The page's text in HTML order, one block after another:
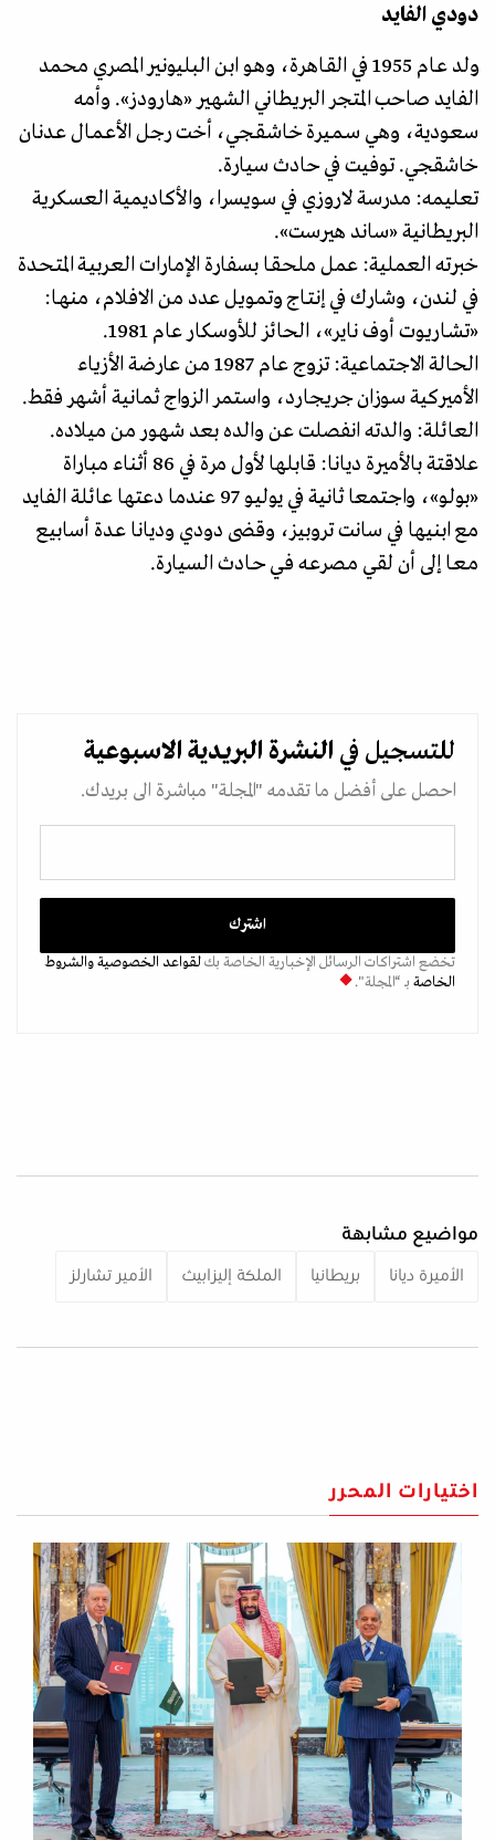
دودي الفايد
ولد عـام 1955 في القـاهـرة، وهو ابن البليونير المصري محمد
الفايد صاحب المتجر البريطاني الشهير «هارودز». وأمه
سعودية، وهي سـمـيـرة خـاشـقـجي، أخت رجل الأعـمـال عـدنان
خاشقجي. توفيت في حادث سيارة.
تعليمه: مدرسة لاروزي في سويسرا، والأكاديمية العسكرية
البريطانية «ساند هيرست».
خبرته العملية: عمل ملحـقـا بسفارة الإمارات العـربيـة المتـحـدة
في لندن، وشارك في إنتـاج وتمويل عدد من الافلام، منهـا:
«تشـاريوت أوف ناير»، الحائز للأوسكار عام 1981.
الحالة الاجتماعية: تزوج عام 1987 من عارضة الأزياء
الأميركية سوزان جريجارد، واستمر الزواج ثمانية أشهر فقط.
العائلة: والدته انفصلت عن والده بعد شهور من ميلاده.
علاقتة بالأميرة ديانا: قابلها لأول مرة في 86 أثناء مباراة
«بولو»، واجتمعا ثانية في يوليو 97 عندما دعتها عائلة الفايد
مع ابنيها في سانت تروبيز، وقضى دودي وديانا عـدة أسابيع
مـعـا إلى أن لقـي مـصـرعـه فـي حـادث السيارة.
للتسجيل في النشرة البريدية الاسبوعية
احصل على أفضل ما تقدمه "المجلة" مباشرة الى بريدك.
تخضع اشتراكات الرسائل الإخبارية الخاصة بكلقواعد الخصوصيةوالشروط
الخاصة بـ “المجلة".
مواضيع مشابهة
الأميرة ديانا بريطانيا الملكة إليزابيث الأمير تشارلز
اختيارات المحرر